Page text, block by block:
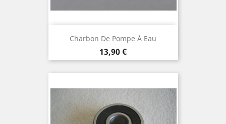
Charbon De Pompe À Eau
Prix
13,90 €